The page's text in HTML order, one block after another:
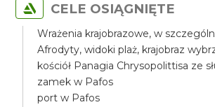
CELE OSIĄGNIĘTE
Wrażenia krajobrazowe, w
Afrodyty, widoki plaż, krajobraz
kościół Panagia Chrysopolittisa ze
zamek w Pafos
port w Pafos